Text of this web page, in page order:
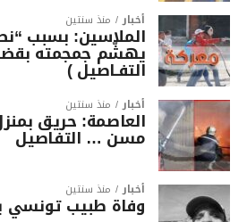
أخبار منذ سنتين
الملاسين: بسبب
يهشّم جمجمته
التفـاصيل )
أخبار منذ سنتين
العاصمة: حريق
مسن … التفاصيل
أخبار منذ سنتين
وفاة طبيب تونسي